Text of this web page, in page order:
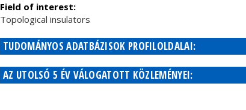
Field of interest:
Topological insulators
TUDOMÁNYOS ADATBÁZISOK PROFILOLDALAI:
AZ UTOLSÓ 5 ÉV VÁLOGATOTT KÖZLEMÉNYEI: